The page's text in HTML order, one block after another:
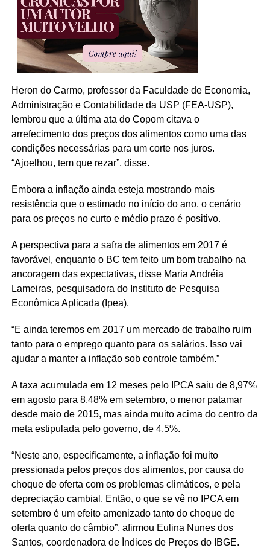
Heron do Carmo, professor da Faculdade de Economia,
Administração e Contabilidade da USP (FEA-USP),
lembrou que a última ata do Copom citava o
arrefecimento dos preços dos alimentos como uma das
condições necessárias para um corte nos juros.
“Ajoelhou, tem que rezar”, disse.
Embora a inflação ainda esteja mostrando mais
resistência que o estimado no início do ano, o cenário
para os preços no curto e médio prazo é positivo.
A perspectiva para a safra de alimentos em 2017 é
favorável, enquanto o BC tem feito um bom trabalho na
ancoragem das expectativas, disse Maria Andréia
Lameiras, pesquisadora do Instituto de Pesquisa
Econômica Aplicada (Ipea).
“E ainda teremos em 2017 um mercado de trabalho ruim
tanto para o emprego quanto para os salários. Isso vai
ajudar a manter a inflação sob controle também.”
A taxa acumulada em 12 meses pelo IPCA saiu de 8,97%
em agosto para 8,48% em setembro, o menor patamar
desde maio de 2015, mas ainda muito acima do centro da
meta estipulada pelo governo, de 4,5%.
“Neste ano, especificamente, a inflação foi muito
pressionada pelos preços dos alimentos, por causa do
choque de oferta com os problemas climáticos, e pela
depreciação cambial. Então, o que se vê no IPCA em
setembro é um efeito amenizado tanto do choque de
oferta quanto do câmbio”, afirmou Eulina Nunes dos
Santos, coordenadora de Índices de Preços do IBGE.